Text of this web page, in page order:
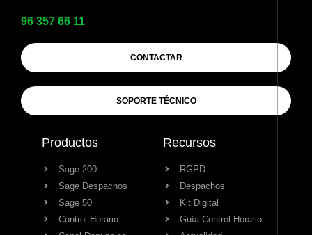
96 357 66 11
CONTACTAR
SOPORTE TÉCNICO
Productos
Sage 200
Sage Despachos
Sage 50
Control Horario
Recursos
RGPD
Despachos
Kit Digital
Guía Control Horario